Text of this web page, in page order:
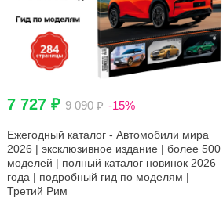
7 727 ₽9 090 ₽ -15%
Ежегодный каталог - Автомобили мира
2026 | эксклюзивное издание | более 500
моделей | полный каталог новинок 2026
года | подробный гид по моделям |
Третий Рим